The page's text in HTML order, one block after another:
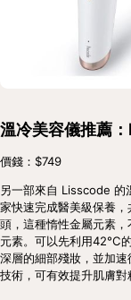
溫冷美容儀推薦
價錢：$749
另一部來自 Lisscode 的
家快速完成醫美級保養
頭，這種惰性金屬元素
元素。可以先利用42°C
深層的細部殘妝，並加
技術，可有效提升肌膚對